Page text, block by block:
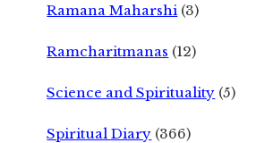
Ramana Maharshi (3)
Ramcharitmanas (12)
Science and Spirituality (5)
Spiritual Diary (366)